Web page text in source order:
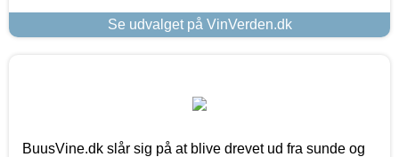
Se udvalget på VinVerden.dk
BuusVine.dk slår sig på at blive drevet ud fra sunde og